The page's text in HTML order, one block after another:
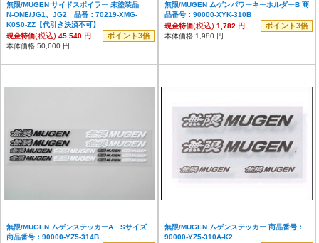
無限/MUGEN サイドスポイラー 未塗装品
N-ONE/JG1、JG2 品番：70219-XMG-
K0S0-ZZ【代引き決済不可】
現金特価(税込) 45,540 円 ポイント3倍
本体価格 50,600 円
無限/MUGEN ムゲンパワーキーホルダーB 商
品番号：90000-XYK-310B
現金特価(税込) 1,782 円 ポイント3倍
本体価格 1,980 円
無限/MUGEN ムゲンステッカーA Sサイズ
商品番号：90000-YZ5-314B
無限/MUGEN ムゲンステッカー 商品番号：
90000-YZ5-310A-K2